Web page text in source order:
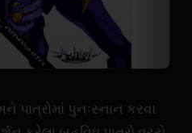
પુનઃસ્નાન કરવા